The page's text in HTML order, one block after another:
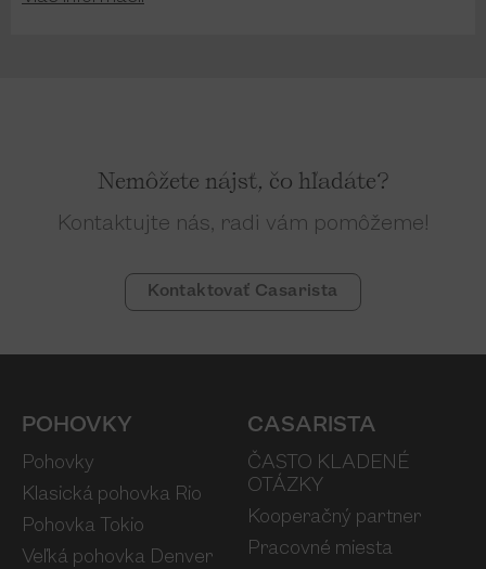
Nemôžete nájsť, čo hľadáte?
Kontaktujte nás, radi vám pomôžeme!
Kontaktovať Casarista
POHOVKY
Pohovky
Klasická pohovka Rio
Pohovka Tokio
Veľká pohovka Denver
CASARISTA
ČASTO KLADENÉ
OTÁZKY
Kooperačný partner
Pracovné miesta